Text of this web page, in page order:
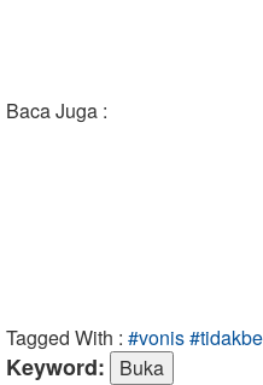
Baca Juga :
Tagged With : #vonis
Keyword: